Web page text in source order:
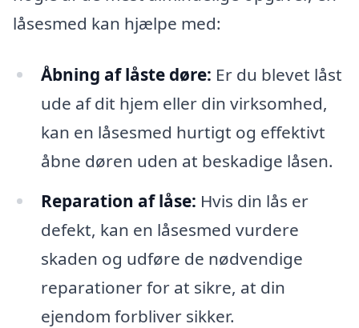
låsesmed kan hjælpe med:
Åbning af låste døre: Er du blevet låst
ude af dit hjem eller din virksomhed,
kan en låsesmed hurtigt og effektivt
åbne døren uden at beskadige låsen.
Reparation af låse: Hvis din lås er
defekt, kan en låsesmed vurdere
skaden og udføre de nødvendige
reparationer for at sikre, at din
ejendom forbliver sikker.